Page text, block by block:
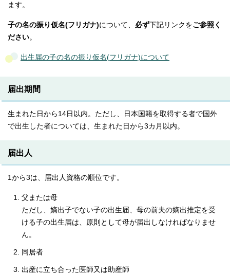
ます。
子の名の振り仮名(フリガナ)について、 必ず下記リンクをご参照く
ださい。
出生届の子の名の振り仮名(フリガナ)について
届出期間
生まれた日から14日以内。ただし、日本国籍を取得する者で国外
で出生した者については、生まれた日から3カ月以内。
届出人
1から3は、届出人資格の順位です。
父または母
ただし、嫡出子でない子の出生届、母の前夫の嫡出推定を受
ける子の出生届は、原則として母が届出しなければなりませ
ん。
同居者
出産に立ち合った医師又は助産師